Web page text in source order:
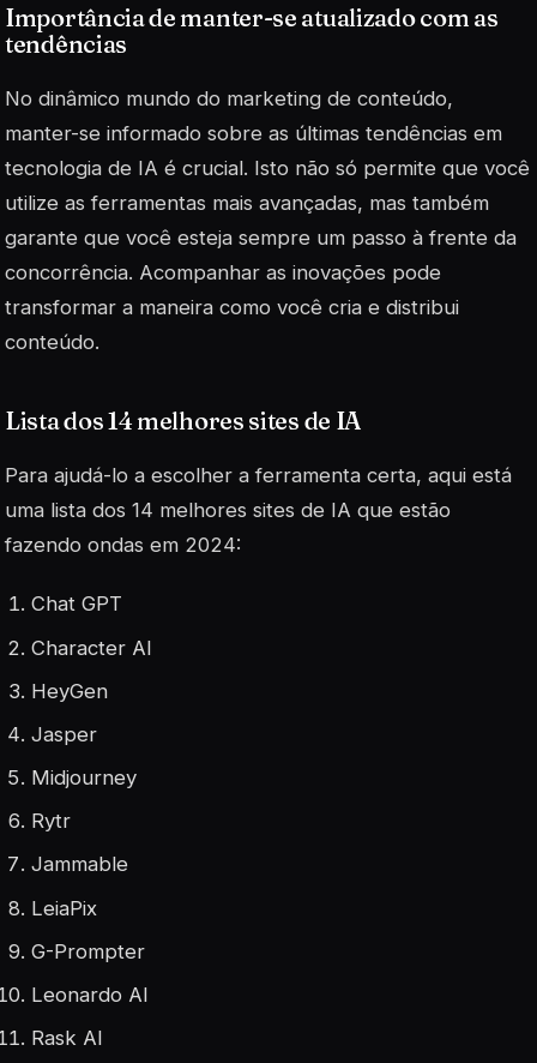
Importância de manter-se atualizado com as
tendências
No dinâmico mundo do marketing de conteúdo,
manter-se informado sobre as últimas tendências em
tecnologia de IA é crucial. Isto não só permite que você
utilize as ferramentas mais avançadas, mas também
garante que você esteja sempre um passo à frente da
concorrência. Acompanhar as inovações pode
transformar a maneira como você cria e distribui
conteúdo.
Lista dos 14 melhores sites de IA
Para ajudá-lo a escolher a ferramenta certa, aqui está
uma lista dos 14 melhores sites de IA que estão
fazendo ondas em 2024:
Chat GPT
Character AI
HeyGen
Jasper
Midjourney
Rytr
Jammable
LeiaPix
G-Prompter
Leonardo AI
Rask AI